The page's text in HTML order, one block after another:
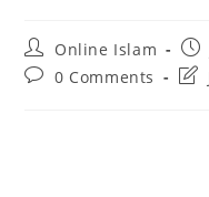
Post
author:
Online Islam
Post0 Comments